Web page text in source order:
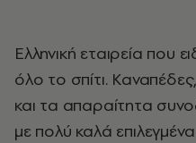
Ελληνική εταιρεία που
όλο το σπίτι.
και τα απαραίτητα
με πολύ καλά